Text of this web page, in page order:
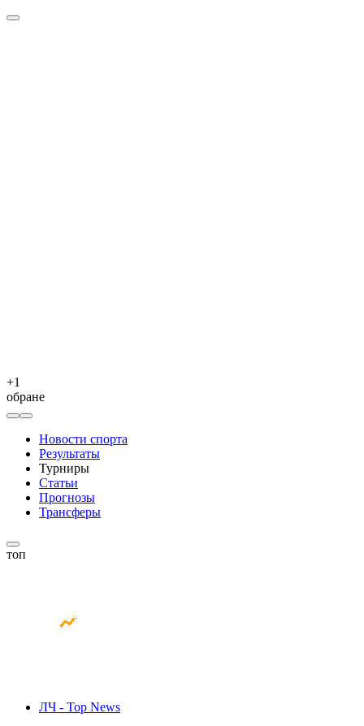
+1
обране
Новости спорта
Результаты
Турниры
Статьи
Прогнозы
Трансферы
топ
ЛЧ - Top News